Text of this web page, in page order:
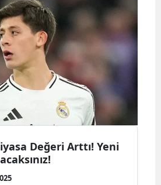
Değeri Arttı! Yeni